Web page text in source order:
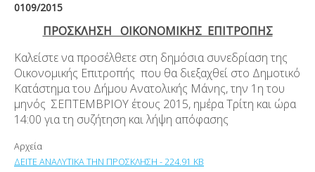
0109/2015
ΠΡΟΣΚΛΗΣΗ ΟΙΚΟΝΟΜΙΚΗΣ ΕΠΙΤΡΟΠΗΣ
Καλείστε να προσέλθετε στη δημόσια συνεδρίαση της
Οικονομικής Επιτροπής που θα διεξαχθεί στο Δημοτικό
Κατάστημα του Δήμου Ανατολικής Μάνης, την 1η του
μηνός ΣΕΠΤΕΜΒΡΙΟΥ έτους 2015, ημέρα Τρίτη και ώρα
14:00 για τη συζήτηση και λήψη απόφασης
Αρχεία
ΔΕΙΤΕ ΑΝΑΛΥΤΙΚΑ ΤΗΝ ΠΡΟΣΚΛΗΣΗ - 224.91 KB